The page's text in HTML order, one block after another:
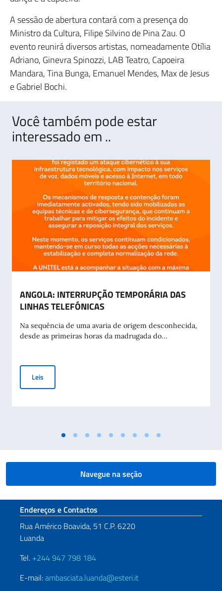
A sessão de abertura contará com a presença do
Ministro da Cultura, Filipe Silvino de Pina Zau. O
evento reunirá diversos artistas, nomeadamente Otília
Adriano, Ginevra Spinozzi, LAB Teatro, Capoeira
Mandara, Tina Bunga, Emanuel Mendes, Max de Jesus
e Gabriel Bochi.
Você também pode estar
interessado em ..
ANGOLA: INTERRUPÇÃO TEMPORÁRIA DAS
LINHAS TELEFÓNICAS
Na sequência de uma avaria de origem desconhecida,
desde as primeiras horas da madrugada do...
Leis
Navegue na seção
Seção de rodapé
Endereços e Contactos
Rua Américo Boavida, 51 C.P. 6220
Luanda
Tel. +244 947 798 184
E-mail:ambasciata.luanda@esteri.it